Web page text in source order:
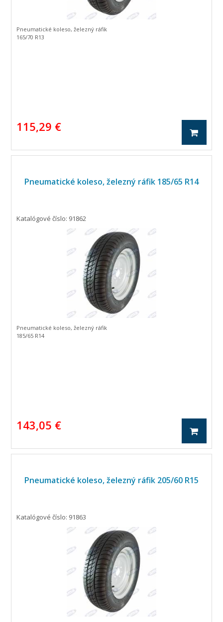
115,29 €
Pneumatické koleso, železný ráfik
165/70 R13
Pneumatické koleso, železný ráfik 185/65 R14
Katalógové číslo: 91862
143,05 €
Pneumatické koleso, železný ráfik
185/65 R14
Pneumatické koleso, železný ráfik 205/60 R15
Katalógové číslo: 91863